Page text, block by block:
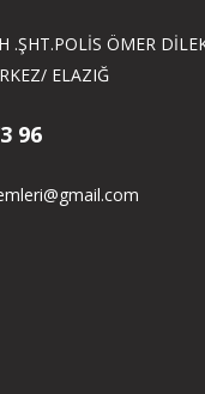
.ŞHT.POLİS ÖMER
ELAZIĞ
96